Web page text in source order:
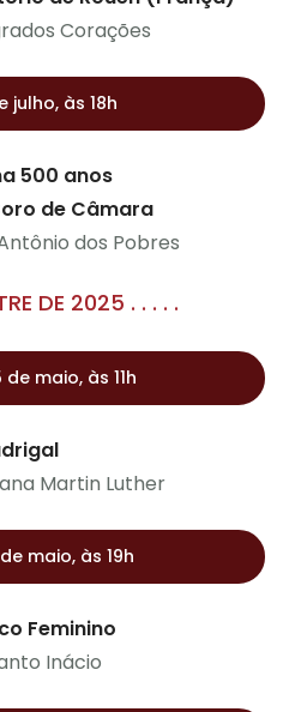
Corações
julho, às 18h
500 anos
de Câmara
dos Pobres
DE 2025 . . . . .
maio, às 11h
Martin Luther
maio, às 19h
Feminino
Inácio